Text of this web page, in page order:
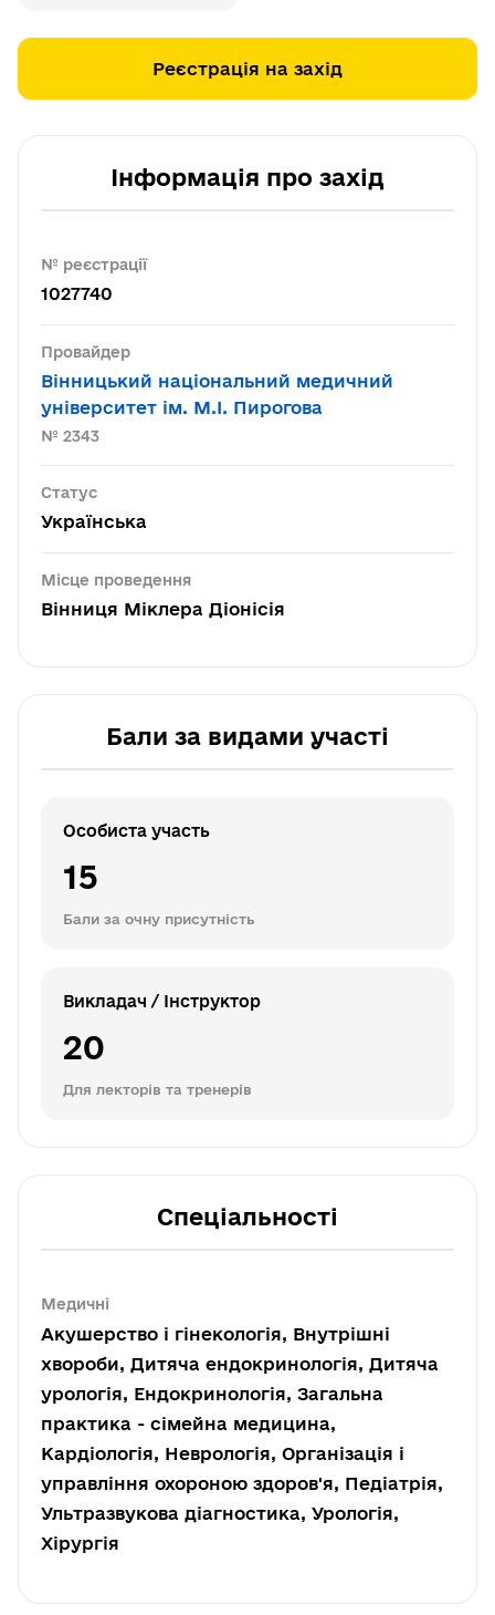
Реєстрація на захід
Інформація про захід
№ реєстрації
1027740
Провайдер
Вінницький національний медичний
університет ім. М.І. Пирогова
№ 2343
Статус
Українська
Місце проведення
Вінниця Міклера Діонісія
Бали за видами участі
Особиста участь
15
Бали за очну присутність
Викладач / Інструктор
20
Для лекторів та тренерів
Спеціальності
Медичні
Акушерство і гінекологія, Внутрішні
хвороби, Дитяча ендокринологія, Дитяча
урологія, Ендокринологія, Загальна
практика - сімейна медицина,
Кардіологія, Неврологія, Організація і
управління охороною здоров'я, Педіатрія,
Ультразвукова діагностика, Урологія,
Хірургія